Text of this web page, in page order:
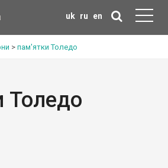
uk ru en
> пам'ятки Толедо
Толедо